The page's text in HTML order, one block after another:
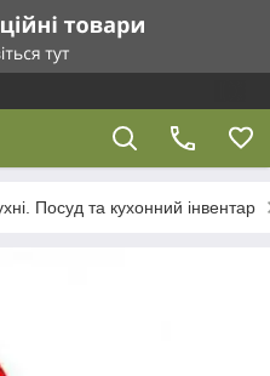
Посуд та кухонний інвентар